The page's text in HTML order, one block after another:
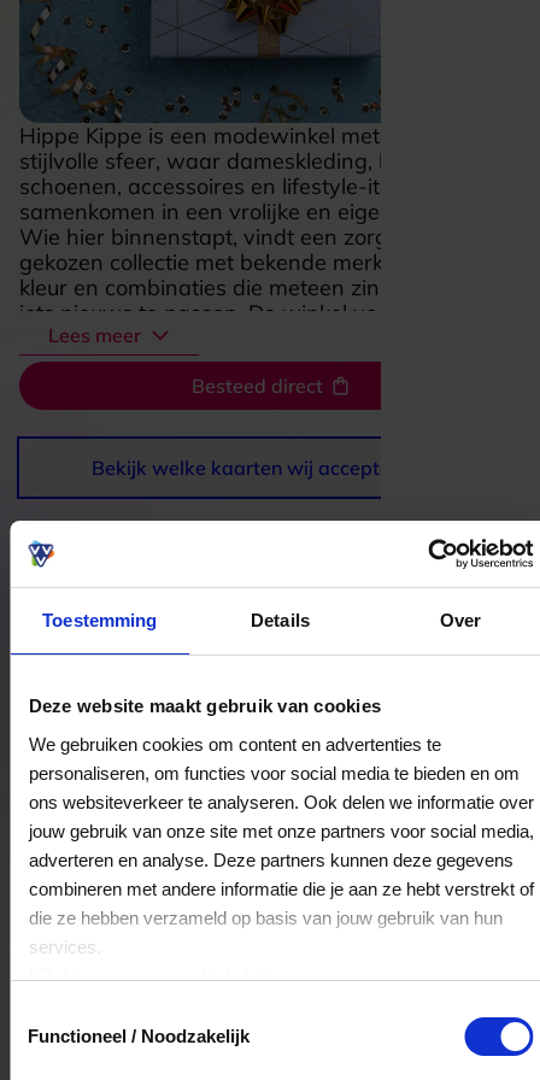
Toestemming Details Over
Deze website maakt gebruik van cookies
We gebruiken cookies om content en advertenties te
personaliseren, om functies voor social media te bieden en om
ons websiteverkeer te analyseren. Ook delen we informatie over
jouw gebruik van onze site met onze partners voor social media,
adverteren en analyse. Deze partners kunnen deze gegevens
combineren met andere informatie die je aan ze hebt verstrekt of
die ze hebben verzameld op basis van jouw gebruik van hun
services.
Klikhiervoor ons cookiebeleid.
Functioneel / Noodzakelijk
Hippe Kippe is een modewinkel met een frisse,
stijlvolle sfeer, waar dameskleding, kinderkleding,
schoenen, accessoires en lifestyle-items
samenkomen in een vrolijke en eigentijdse mix.
Wie hier binnenstapt, vindt een zorgvuldig
gekozen collectie met bekende merken, volop
kleur en combinaties die meteen zin geven om
iets nieuws te passen. De winkel voelt
toegankelijk en persoonlijk aan, met aandacht
voor stijl én gemak, waardoor je rustig kunt
rondkijken en tegelijk volop inspiratie opdoet voor
een complete outfit of een leuk cadeau. Dat
maakt Hippe Kippe extra aantrekkelijk voor wie
houdt van mode met karakter en een
winkelervaring die warm, verzorgd en net even
feestelijker aanvoelt dan gemiddeld.
Lees meer
Besteed direct
Bekijk welke kaarten wij accepteren
Bestedingslocaties
Hippe Kippe
Walstraat 31
7061CA Terborg
Veelgestelde Vragen
Ja, je mag het saldo van je VVV